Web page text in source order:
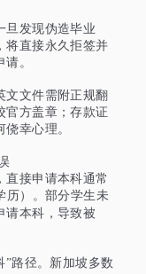
旦发现伪造毕业
将直接永久拒签并
。
文文件需附正规翻
官方盖章；存款证
幸心理。
直接申请本科通常
历）。部分学生未
请本科，导致被
”路径。新加坡多数